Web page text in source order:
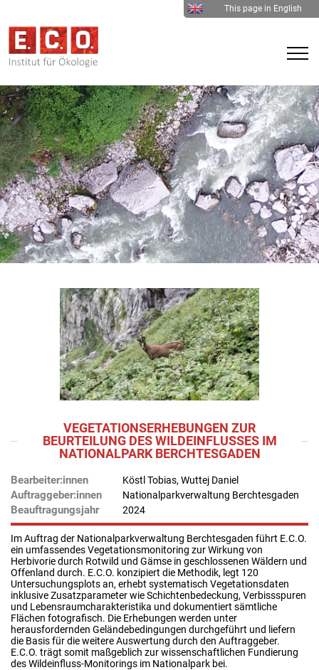
This page in English
VEGETATIONSERHEBUNGEN ZUR
BEURTEILUNG DES WILDEINFLUSSES IM
NATIONALPARK BERCHTESGADEN
Bearbeiter:innen Köstl Tobias, Wuttej Daniel
Auftraggeber:innen Nationalparkverwaltung Berchtesgaden
Beauftragungsjahr 2024
Im Auftrag der Nationalparkverwaltung Berchtesgaden führt E.C.O.
ein umfassendes Vegetationsmonitoring zur Wirkung von
Herbivorie durch Rotwild und Gämse in geschlossenen Wäldern und
Offenland durch. E.C.O. konzipiert die Methodik, legt 120
Untersuchungsplots an, erhebt systematisch Vegetationsdaten
inklusive Zusatzparameter wie Schichtenbedeckung, Verbissspuren
und Lebensraumcharakteristika und dokumentiert sämtliche
Flächen fotografisch. Die Erhebungen werden unter
herausfordernden Geländebedingungen durchgeführt und liefern
die Basis für die weitere Auswertung durch den Auftraggeber.
E.C.O. trägt somit maßgeblich zur wissenschaftlichen Fundierung
des Wildeinfluss-Monitorings im Nationalpark bei.